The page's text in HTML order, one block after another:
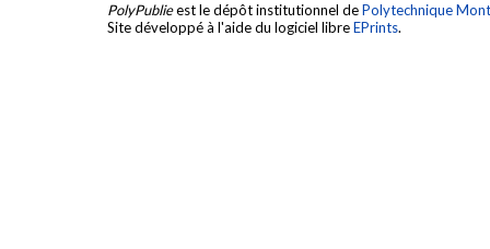
PolyPublieest le dépôt institutionnel dePolytechnique
Site développé à l'aide du logiciel libreEPrints.